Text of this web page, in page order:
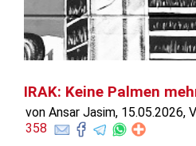
IRAK: Keine Palmen
von Ansar Jasim,
358